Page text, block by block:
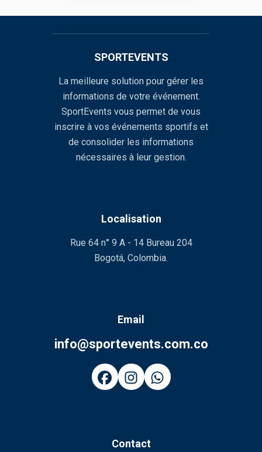
SPORTEVENTS
La meilleure solution pour gérer les
informations de votre événement.
SportEvents vous permet de vous
inscrire à vos événements sportifs et
de consolider les informations
nécessaires à leur gestion.
Localisation
Rue 64 n° 9 A - 14 Bureau 204
Bogotá, Colombia.
Email
info@sportevents.com.co
Contact